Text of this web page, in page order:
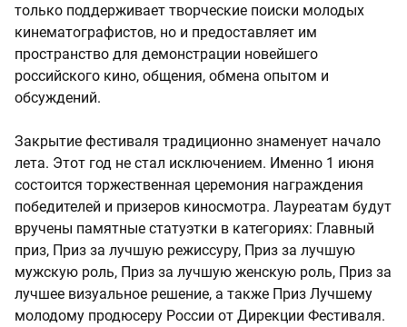
только поддерживает творческие поиски молодых
кинематографистов, но и предоставляет им
пространство для демонстрации новейшего
российского кино, общения, обмена опытом и
обсуждений.
Закрытие фестиваля традиционно знаменует начало
лета. Этот год не стал исключением. Именно 1 июня
состоится торжественная церемония награждения
победителей и призеров киносмотра. Лауреатам будут
вручены памятные статуэтки в категориях: Главный
приз, Приз за лучшую режиссуру, Приз за лучшую
мужскую роль, Приз за лучшую женскую роль, Приз за
лучшее визуальное решение, а также Приз Лучшему
молодому продюсеру России от Дирекции Фестиваля.